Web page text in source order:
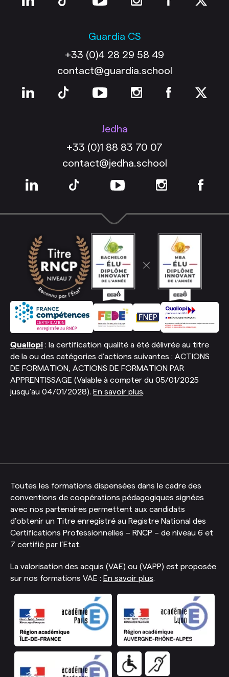
Guardia CS
+33 (0)4 28 29 58 49
contact@guardia.school
Jedha
+33 (0)1 88 83 70 07
contact@jedha.school
Qualiopi : la certification qualité a été délivrée au titre
de la ou des catégories d’actions suivantes : ACTIONS
DE FORMATION, ACTIONS DE FORMATION PAR
APPRENTISSAGE (Valable à compter du 05/01/2025
jusqu’au 04/01/2028). En savoir plus.
Toutes les formations dispensées dans le cadre des
conventions de coopérations pédagogiques signées
avec nos partenaires permettent aux candidats
d’obtenir un Titre enregistré au Registre National des
Certifications Professionnelles – RNCP – de niveau 6 et
7 certifié par l’Etat.
La valorisation des acquis (VAE) ou (VAPP) est proposée
sur nos formations VAE : En savoir plus.